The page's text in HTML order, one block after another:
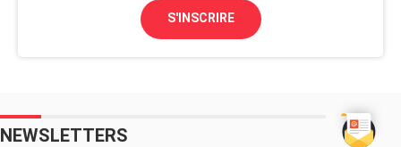
S'INSCRIRE
NEWSLETTERS